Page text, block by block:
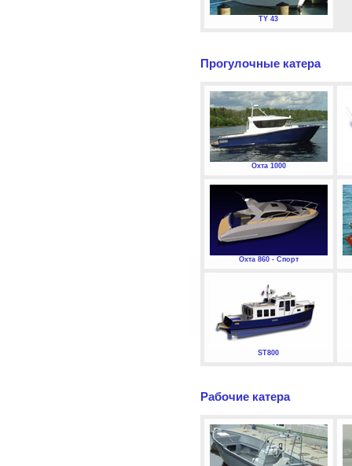
TY 43
Прогулочные катера
Охта 1000
Охта 860 - Спорт
ST800
Рабочие катера